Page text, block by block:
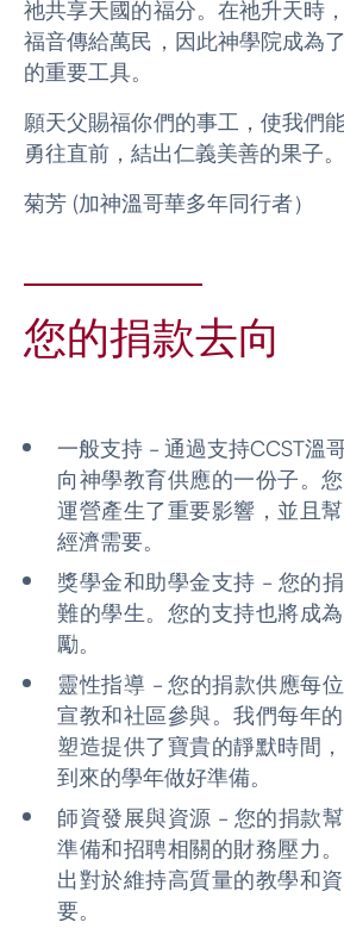
祂共享天國的福分。在祂升天時
福音傳給萬民，因此神學院成為
的重要工具。
願天父賜福你們的事工，使我們
勇往直前，結出仁義美善的果子。
菊芳 (加神溫哥華多年同行者）
您的捐款去向
一般支持 - 通過支持CCST溫
向神學教育供應的一份子。
運營產生了重要影響，並且
經濟需要。
獎學金和助學金支持 - 您的
難的學生。您的支持也將成
勵。
靈性指導 - 您的捐款供應每位
宣教和社區參與。我們每年
塑造提供了寶貴的靜默時間
到來的學年做好準備。
師資發展與資源 - 您的捐款
準備和招聘相關的財務壓力
出對於維持高質量的教學和
要。